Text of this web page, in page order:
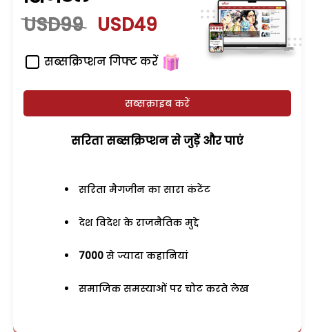
USD99 USD49
सब्सक्रिप्शन गिफ्ट करें
सब्सक्राइब करें
सरिता सब्सक्रिप्शन से जुड़ेें और पाएं
सरिता मैगजीन का सारा कंटेंट
देश विदेश के राजनैतिक मुद्दे
7000 से ज्यादा कहानियां
समाजिक समस्याओं पर चोट करते लेख